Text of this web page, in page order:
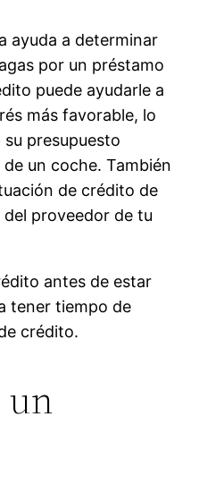
ayuda a determinar
por un préstamo
puede ayudarle a
más favorable, lo
presupuesto
un coche. También
de crédito de
proveedor de tu
antes de estar
tener tiempo de
crédito.
un